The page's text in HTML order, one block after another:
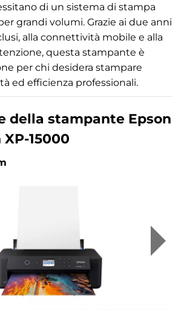
di un sistema di stampa
grandi volumi. Grazie ai due anni
alla connettività mobile e alla
questa stampante è
per chi desidera stampare
ed efficienza professionali.
della stampante Epson
15000